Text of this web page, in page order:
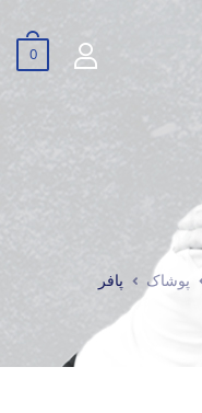
0
پوشاک پافر